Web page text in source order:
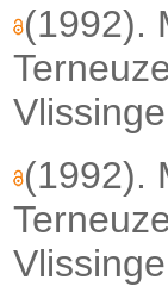
(1992).
(1992).